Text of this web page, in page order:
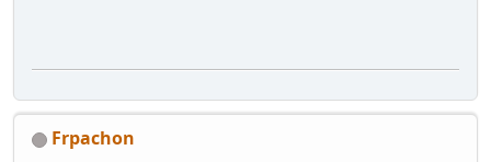
Frpachon